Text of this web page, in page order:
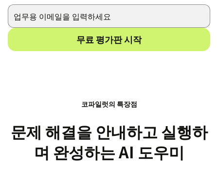
무료 평가판 시작
코파일럿의 특장점
문제 해결을 안내하고 실행하
며 완성하는 AI 도우미